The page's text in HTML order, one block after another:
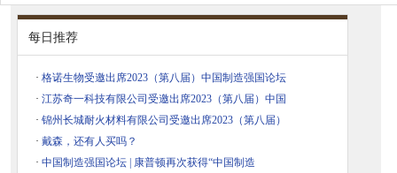
每日推荐
· 格诺生物受邀出席2023（第八届）中国制造强国论坛
· 江苏奇一科技有限公司受邀出席2023（第八届）中国
· 锦州长城耐火材料有限公司受邀出席2023（第八届）
· 戴森，还有人买吗？
· 中国制造强国论坛 | 康普顿再次获得“中国制造